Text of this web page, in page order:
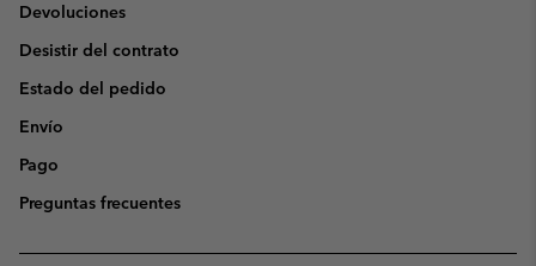
Devoluciones
Desistir del contrato
Estado del pedido
Envío
Pago
Preguntas frecuentes